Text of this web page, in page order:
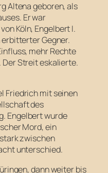
Altena geboren, als
Er war
Köln, Engelbert I.
Gegner.
mehr Rechte
Streit eskalierte.
Friedrich mit seinen
des
Engelbert wurde
Mord, ein
zwischen
unterschied.
dann weiter bis